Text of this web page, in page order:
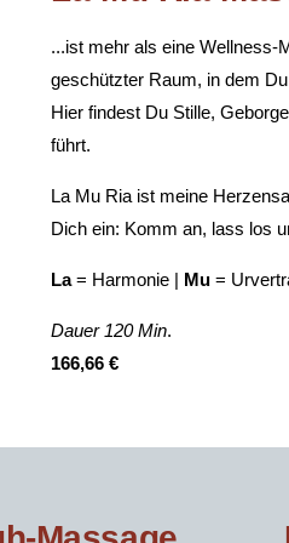
...ist mehr als eine Wellness-
geschützter Raum, in dem
Hier findest Du Stille,
führt.
La Mu Ria ist meine
Dich ein: Komm an, lass los
La= Harmonie | Mu=
Dauer 120 Min.
166,66 €